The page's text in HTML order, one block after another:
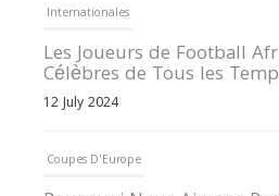
Internationales
Les Joueurs de Football
Célèbres de Tous les
12 July 2024
Coupes D'Europe